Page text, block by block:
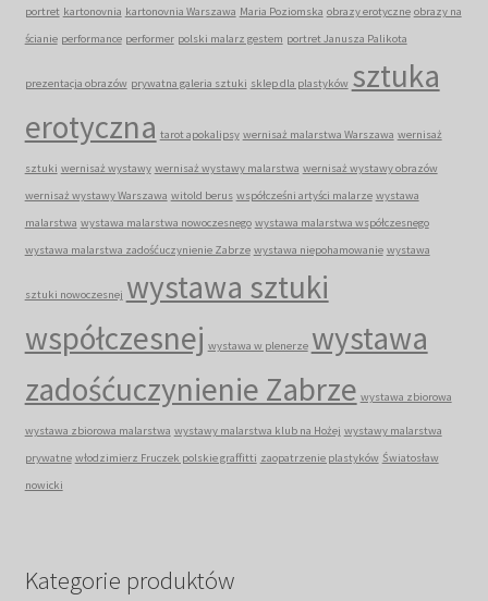
portret kartonovnia kartonovnia Warszawa Maria Poziomska obrazy erotyczne obrazy na
ścianie performance performer polski malarz gestem portret Janusza Palikota
prezentacja obrazów prywatna galeria sztuki sklep dla plastyków sztuka
erotyczna tarot apokalipsy wernisaż malarstwa Warszawa wernisaż
sztuki wernisaż wystawy wernisaż wystawy malarstwa wernisaż wystawy obrazów
wernisaż wystawy Warszawa witold berus współcześni artyści malarze wystawa
malarstwa wystawa malarstwa nowoczesnego wystawa malarstwa współczesnego
wystawa malarstwa zadośćuczynienie Zabrze wystawa niepohamowanie wystawa
sztuki nowoczesnej wystawa sztuki
współczesnej wystawa w plenerze wystawa
zadośćuczynienie Zabrze wystawa zbiorowa
wystawa zbiorowa malarstwa wystawy malarstwa klub na Hożej wystawy malarstwa
prywatne włodzimierz Fruczek polskie graffitti zaopatrzenie plastyków Światosław
nowicki
Kategorie produktów